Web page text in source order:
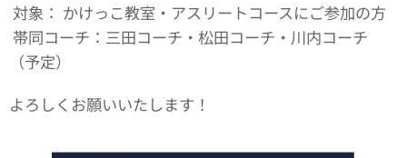
対象： かけっこ教室・アスリートコースにご参加の方
帯同コーチ：三田コーチ・松田コーチ・川内コーチ
（予定）
よろしくお願いいたします！